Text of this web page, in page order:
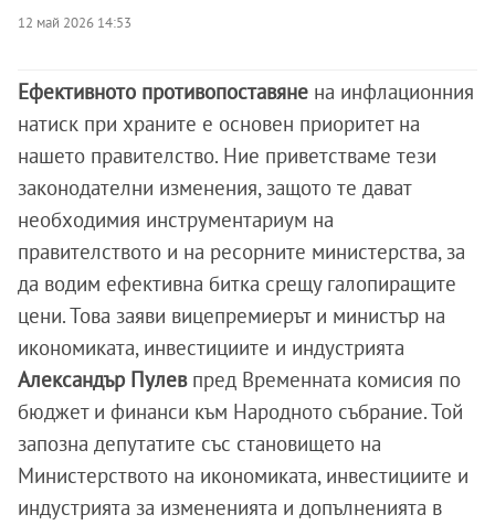
12 май 2026 14:53
Ефективното противопоставяне на инфлационния
натиск при храните е основен приоритет на
нашето правителство. Ние приветстваме тези
законодателни изменения, защото те дават
необходимия инструментариум на
правителството и на ресорните министерства, за
да водим ефективна битка срещу галопиращите
цени. Това заяви вицепремиерът и министър на
икономиката, инвестициите и индустрията
Александър Пулев пред Временната комисия по
бюджет и финанси към Народното събрание. Той
запозна депутатите със становището на
Министерството на икономиката, инвестициите и
индустрията за измененията и допълненията в